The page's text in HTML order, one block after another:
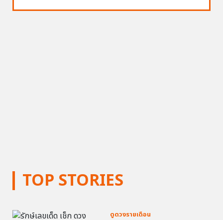
TOP STORIES
ดูดวงรายเดือน